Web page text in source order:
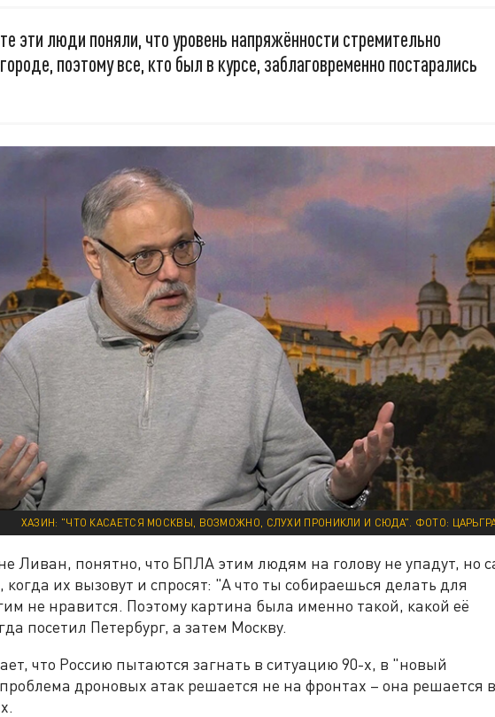
эти люди поняли, что уровень напряжённости стремительно
поэтому все, кто был в курсе, заблаговременно постарались
ХАЗИН: "ЧТО КАСАЕТСЯ МОСКВЫ, ВОЗМОЖНО, СЛУХИ ПРОНИКЛИ И СЮДА". ФОТО:
Ливан, понятно, что БПЛА этим людям на голову не упадут, но
когда их вызовут и спросят: "А что ты собираешься делать для
не нравится. Поэтому картина была именно такой, какой её
посетил Петербург, а затем Москву.
что Россию пытаются загнать в ситуацию 90-х, в "новый
дроновых атак решается не на фронтах – она решается в